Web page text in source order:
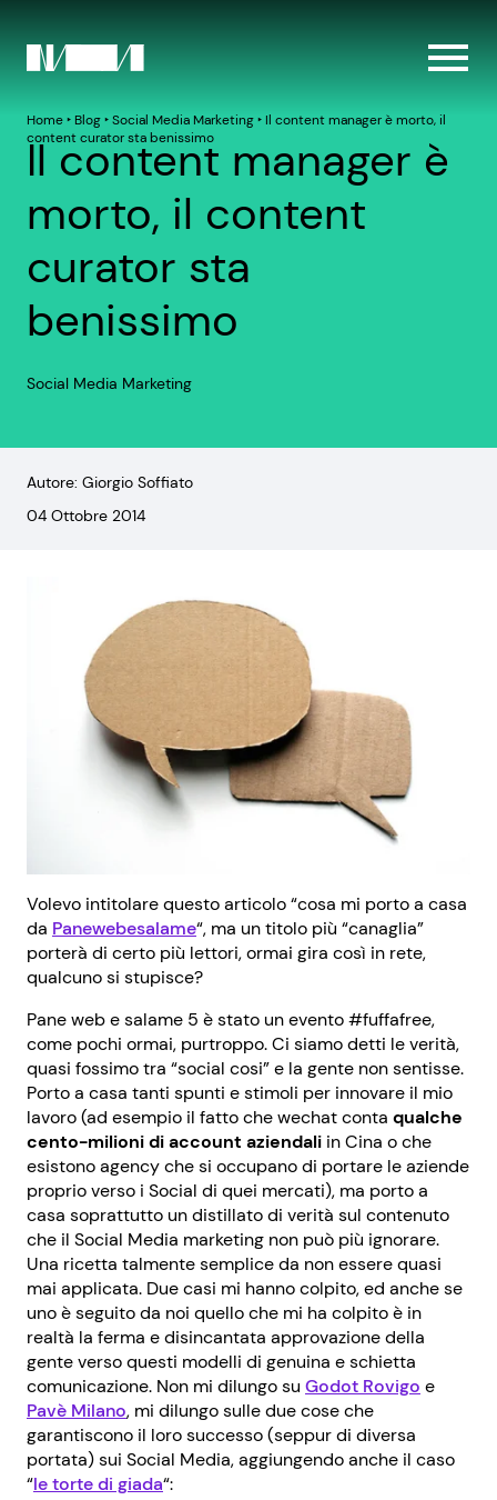
Home‣ Blog‣Social Media Marketing‣ Il content manager è morto, il
content curator sta benissimo
Il content manager è
morto, il content
curator sta
benissimo
Social Media Marketing
Autore: Giorgio Soffiato
04 Ottobre 2014
Volevo intitolare questo articolo “cosa mi porto a casa
da Panewebesalame“, ma un titolo più “canaglia”
porterà di certo più lettori, ormai gira così in rete,
qualcuno si stupisce?
Pane web e salame 5 è stato un evento #fuffafree,
come pochi ormai, purtroppo. Ci siamo detti le verità,
quasi fossimo tra “social cosi” e la gente non sentisse.
Porto a casa tanti spunti e stimoli per innovare il mio
lavoro (ad esempio il fatto che wechat conta qualche
cento-milioni di account aziendali in Cina o che
esistono agency che si occupano di portare le aziende
proprio verso i Social di quei mercati), ma porto a
casa soprattutto un distillato di verità sul contenuto
che il Social Media marketing non può più ignorare.
Una ricetta talmente semplice da non essere quasi
mai applicata. Due casi mi hanno colpito, ed anche se
uno è seguito da noi quello che mi ha colpito è in
realtà la ferma e disincantata approvazione della
gente verso questi modelli di genuina e schietta
comunicazione. Non mi dilungo su Godot Rovigo e
Pavè Milano, mi dilungo sulle due cose che
garantiscono il loro successo (seppur di diversa
portata) sui Social Media, aggiungendo anche il caso
“le torte di giada“: